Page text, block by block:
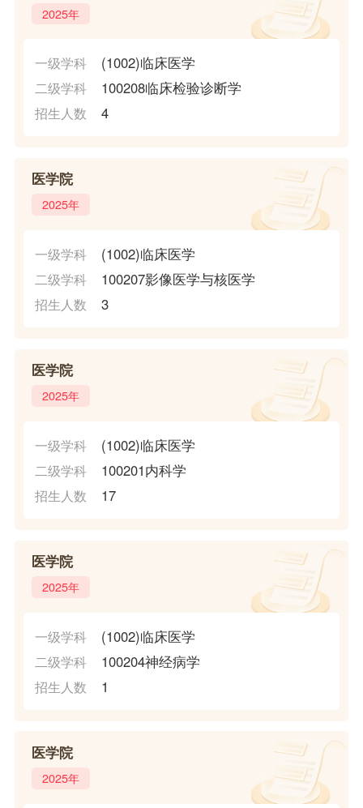
2025年
一级学科 (1002)临床医学
二级学科 100208临床检验诊断学
招生人数 4
医学院
2025年
一级学科 (1002)临床医学
二级学科 100207影像医学与核医学
招生人数 3
医学院
2025年
一级学科 (1002)临床医学
二级学科 100201内科学
招生人数 17
医学院
2025年
一级学科 (1002)临床医学
二级学科 100204神经病学
招生人数 1
医学院
2025年